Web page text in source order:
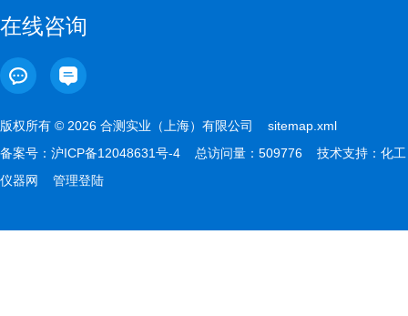
在线咨询
版权所有 © 2026 合测实业（上海）有限公司 sitemap.xml
备案号： 沪ICP备12048631号-4 总访问量：509776 技术支持： 化工
仪器网
管理登陆